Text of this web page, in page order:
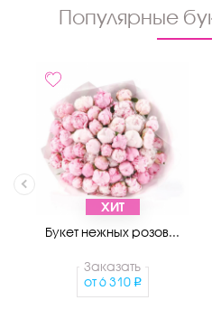
Популярные
ХИТ
Букет нежных розов...
Заказать
от 6 310